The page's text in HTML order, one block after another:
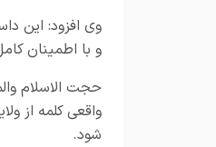
وی افزود: این
و با اطمینان
حجت الاسلام
واقعی کلمه از
شود.